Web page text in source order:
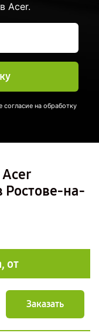
Acer.
на обработку
Ростове-на-
от
Заказать